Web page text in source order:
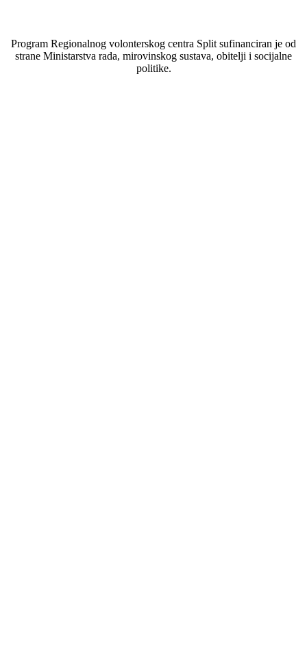
Program Regionalnog volonterskog centra Split sufinanciran je od
strane Ministarstva rada, mirovinskog sustava, obitelji i socijalne
politike.